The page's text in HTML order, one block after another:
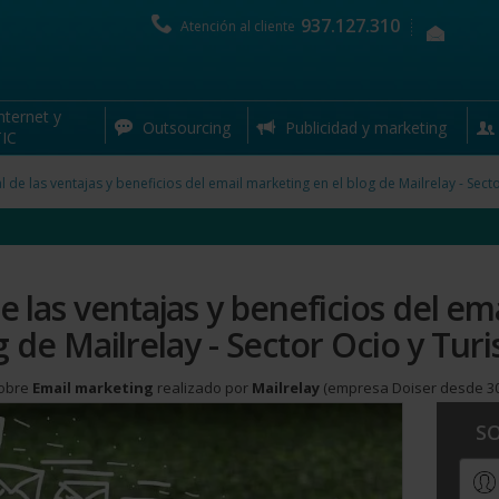
Atención al cliente 937.127.310
y
Outsourcing Publicidad y marketing
de las ventajas y beneficios del email marketing en el blog de Mailrelay -
Artículo relacionado con la sección de Email marketing
las ventajas y beneficios del
de Mailrelay - Sector Ocio y
Email marketing realizado por Mailrelay (empresa Doiser desde